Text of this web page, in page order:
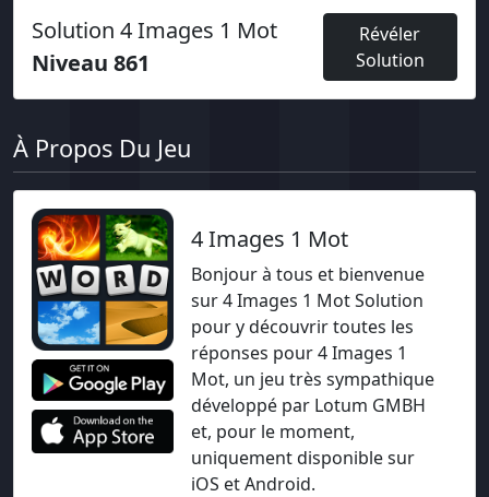
Solution 4 Images 1 Mot
Niveau 861
Révéler
Solution
À Propos Du Jeu
4 Images 1 Mot
Bonjour à tous et bienvenue
sur 4 Images 1 Mot Solution
pour y découvrir toutes les
réponses pour 4 Images 1
Mot, un jeu très sympathique
développé par Lotum GMBH
et, pour le moment,
uniquement disponible sur
iOS et Android.